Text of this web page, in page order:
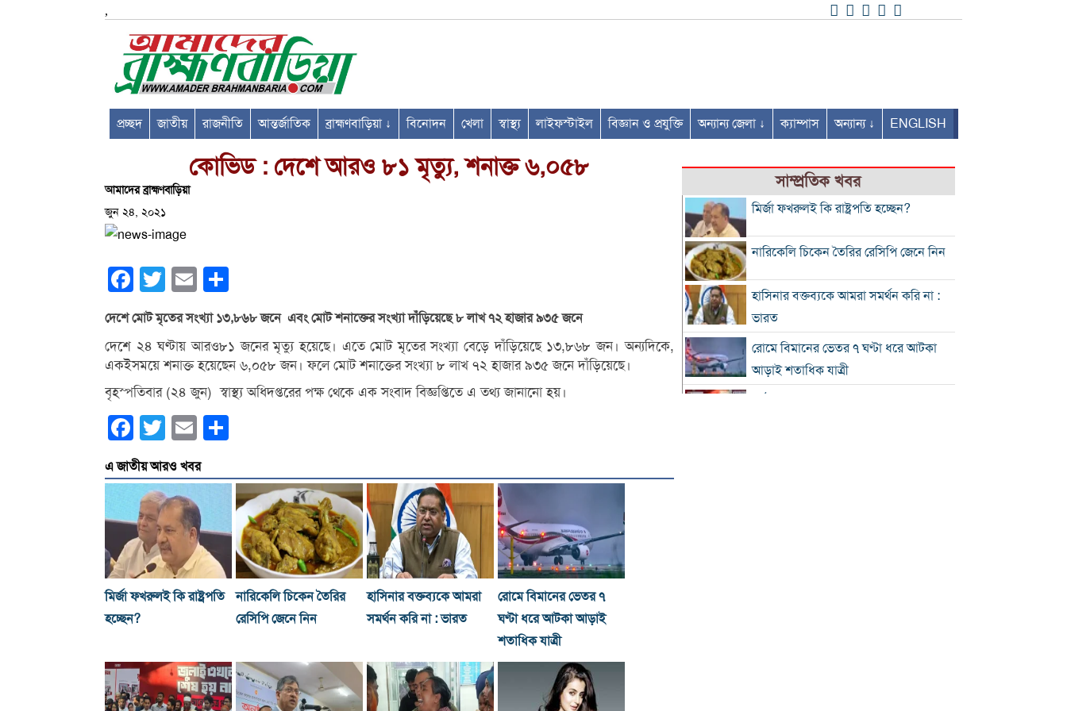
,
প্রচ্ছদ জাতীয় রাজনীতি আন্তর্জাতিক ব্রাহ্মণবাড়িয়া ↓ বিনোদন খেলা স্বাস্থ্য লাইফস্টাইল বিজ্ঞান ও প্রযুক্তি অন্যান্য জেলা ↓ ক্যাম্পাস অন্যান্য ↓ ENGLISH
কোভিড : দেশে আরও ৮১ মৃত্যু, শনাক্ত ৬,০৫৮
আমাদের ব্রাহ্মণবাড়িয়া
জুন ২৪, ২০২১
Facebook
Twitter Email
দেশে মোট মৃতের সংখ্যা ১৩,৮৬৮ জনে এবং মোট শনাক্তের সংখ্যা দাঁড়িয়েছে ৮ লাখ ৭২ হাজার ৯৩৫ জনে
দেশে ২৪ ঘণ্টায় আরও৮১ জনের মৃত্যু হয়েছে। এতে মোট মৃতের সংখ্যা বেড়ে দাঁড়িয়েছে ১৩,৮৬৮ জন। অন্যদিকে,
একইসময়ে শনাক্ত হয়েছেন ৬,০৫৮ জন। ফলে মোট শনাক্তের সংখ্যা ৮ লাখ ৭২ হাজার ৯৩৫ জনে দাঁড়িয়েছে।
বৃহস্পতিবার (২৪ জুন) স্বাস্থ্য অধিদপ্তরের পক্ষ থেকে এক সংবাদ বিজ্ঞপ্তিতে এ তথ্য জানানো হয়।
Facebook
Twitter Email
এ জাতীয় আরও খবর
মির্জা ফখরুলই কি রাষ্ট্রপতি
হচ্ছেন?
নারিকেলি চিকেন তৈরির
রেসিপি জেনে নিন
হাসিনার বক্তব্যকে আমরা
সমর্থন করি না : ভারত
রোমে বিমানের ভেতর ৭
ঘণ্টা ধরে আটকা আড়াই
শতাধিক যাত্রী
সাম্প্রতিক খবর
মির্জা ফখরুলই কি রাষ্ট্রপতি হচ্ছেন?
নারিকেলি চিকেন তৈরির রেসিপি জেনে নিন
হাসিনার বক্তব্যকে আমরা সমর্থন করি না :
ভারত
রোমে বিমানের ভেতর ৭ ঘণ্টা ধরে আটকা
আড়াই শতাধিক যাত্রী